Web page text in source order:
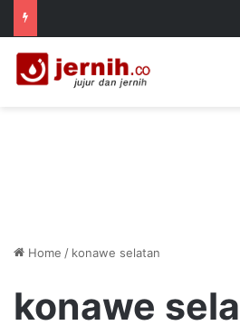
Home / konawe selatan
konawe